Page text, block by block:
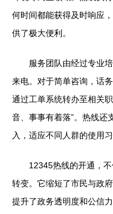
何时间都能获得及时响应
供了极大便利。
服务团队由经过专业
来电。对于简单咨询，话
通过工单系统转办至相关
音、事事有着落”。热线还
入，适应不同人群的使用习
12345热线的开通，
转变。它缩短了市民与政
提升了政务透明度和公信